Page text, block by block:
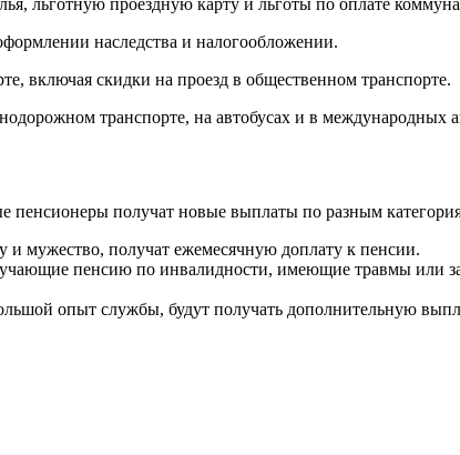
льготную проездную карту и льготы по оплате
наследства и налогообложении.
включая скидки на проезд в общественном транспорте.
транспорте, на автобусах и в международных
пенсионеры получат новые выплаты по разным
и мужество, получат ежемесячную доплату к пенсии.
пенсию по инвалидности, имеющие травмы или
опыт службы, будут получать дополнительную